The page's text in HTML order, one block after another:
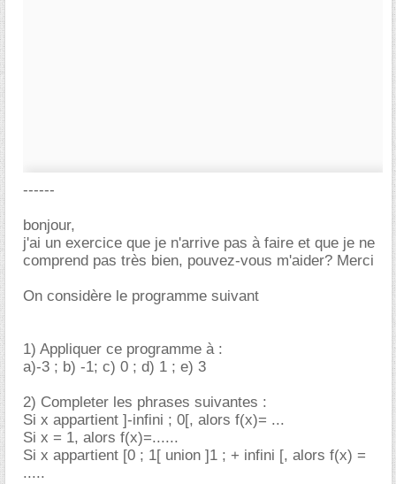
------
bonjour,
j'ai un exercice que je n'arrive pas à faire et que je ne
comprend pas très bien, pouvez-vous m'aider? Merci
On considère le programme suivant
1) Appliquer ce programme à :
a)-3 ; b) -1; c) 0 ; d) 1 ; e) 3
2) Completer les phrases suivantes :
Si x appartient ]-infini ; 0[, alors f(x)= ...
Si x = 1, alors f(x)=......
Si x appartient [0 ; 1[ union ]1 ; + infini [, alors f(x) =
.....